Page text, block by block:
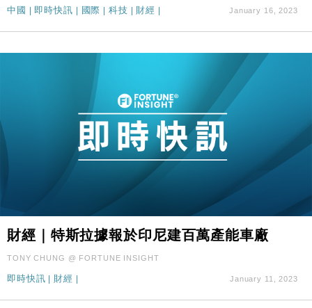
中國 即時快訊 國際 科技 財經 January 16, 2023
財經｜特斯拉據報於印尼建百萬產能車廠
TONY CHUNG @ FORTUNE INSIGHT
即時快訊 | 財經 | January 11, 2023